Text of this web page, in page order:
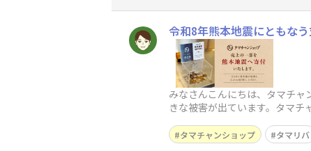
令和8年熊本地震にともな
みなさんこんにちは、タマチ
きな被害が出ています。タマ
タマチャンショップ タマリバ